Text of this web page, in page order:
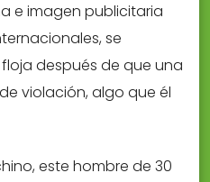
e imagen publicitaria
se
después de que una
violación, algo que él
este hombre de 30